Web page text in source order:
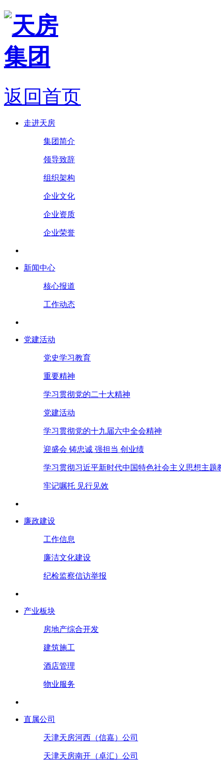
返回首页
走进天房
集团简介
领导致辞
组织架构
企业文化
企业资质
企业荣誉
新闻中心
核心报道
工作动态
党建活动
党史学习教育
重要精神
学习贯彻党的二十大精神
党建活动
学习贯彻党的十九届六中全会精神
迎盛会 铸忠诚 强担当 创业绩
学习贯彻习近平新时代中国特色社会主义思想主题
牢记嘱托 见行见效
廉政建设
工作信息
廉洁文化建设
纪检监察信访举报
产业板块
房地产综合开发
建筑施工
酒店管理
物业服务
直属公司
天津天房河西（信嘉）公司
天津天房南开（卓汇）公司